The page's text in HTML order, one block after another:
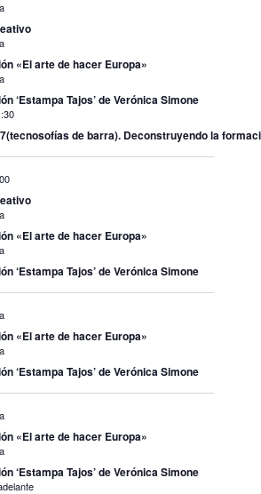
«El arte de hacer Europa»
‘Estampa Tajos’ de Verónica Simone
de barra). Deconstruyendo la
«El arte de hacer Europa»
‘Estampa Tajos’ de Verónica Simone
«El arte de hacer Europa»
‘Estampa Tajos’ de Verónica Simone
«El arte de hacer Europa»
‘Estampa Tajos’ de Verónica Simone